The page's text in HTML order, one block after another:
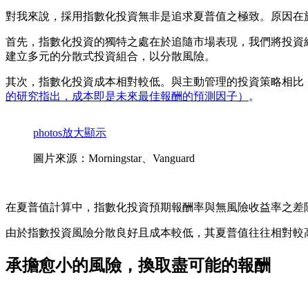
對我來說，採用指數化投資無非是追求夏普值之極致。原因
首先，指數化投資的獨特之處在於追隨市場表現，我們將投
建立多元的分散式投資組合，以分散風險。
其次，指數化投資成本相對較低。與主動管理的投資策略相
的研究指出，成本即是未來最佳報酬的預測因子）
。
photos放大顯示
圖片來源：Morningstar、Vanguard
在夏普值計算中，指數化投資預期報酬率與無風險收益率之差
由於指數投資風險分散良好且成本較低，其夏普值往往相對
承擔愈小的風險，換取盡可能的報酬